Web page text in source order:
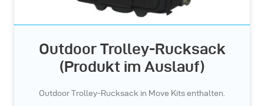
Outdoor Trolley-Rucksack
(Produkt im Auslauf)
Outdoor Trolley-Rucksack in Move Kits enthalten.